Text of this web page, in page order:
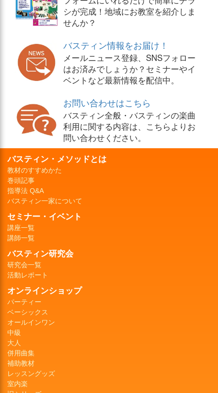
シが完成！地域にお教室を紹介しま
せんか？
バスティン情報をお届け！
メールニュース登録、SNSフォロー
はお済みでしょうか？セミナーやイ
ベントなど最新情報を配信中。
お問い合わせはこちら
バスティン全般・バスティンの楽曲
利用に関する内容は、こちらよりお
問い合わせください。
バスティン・メソッドとは
教材のすすめかた
巻頭記事
指導法 Q&A
バスティン一家について
セミナー・イベント
講座一覧
講師一覧
バスティン研究会
研究会一覧
活動レポート
オンラインショップ
パーティー
ベーシックス
オールインワン
中級
大人
併用曲集
補助教材
レッスングッズ
室内楽